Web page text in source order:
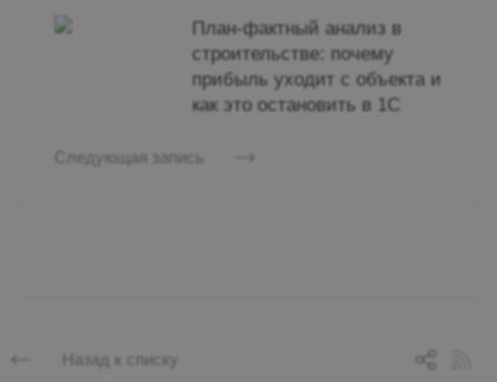
План-фактный анализ в
строительстве: почему
прибыль уходит с объекта и
как это остановить в 1С
Следующая запись
Назад к списку